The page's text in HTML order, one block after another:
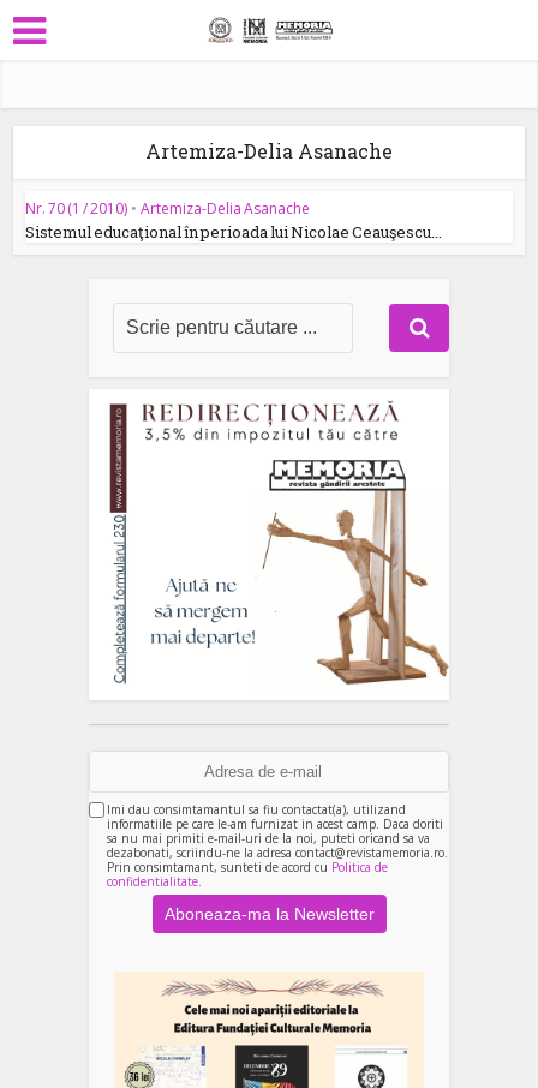
Artemiza-Delia Asanache
Nr. 70 (1 / 2010) • Artemiza-Delia Asanache
Sistemul educaţional în perioada lui Nicolae Ceauşescu...
Imi dau consimtamantul sa fiu contactat(a), utilizand
informatiile pe care le-am furnizat in acest camp. Daca doriti
sa nu mai primiti e-mail-uri de la noi, puteti oricand sa va
dezabonati, scriindu-ne la adresa contact@revistamemoria.ro.
Prin consimtamant, sunteti de acord cu Politica de
confidentialitate.